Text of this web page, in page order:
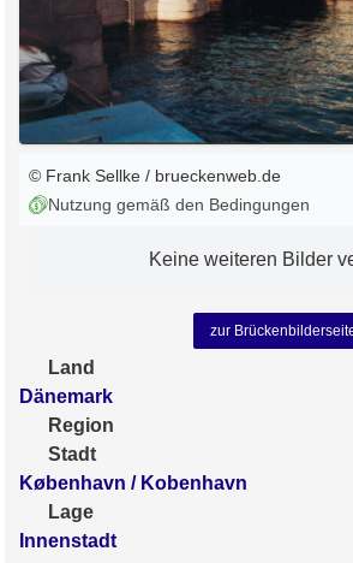
© Frank Sellke / brueckenweb.de
Nutzung gemäß den Bedingungen
Keine weiteren Bilder
zur
Land
Dänemark
Region
Stadt
København / Kobenhavn
Lage
Innenstadt